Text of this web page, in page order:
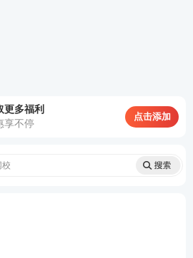
更多福利
享不停
点击添加
校